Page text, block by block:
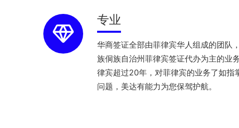
专业
华商签证全部由菲律宾华人组成的团队
族侗族自治州菲律宾签证代办为主的业
律宾超过20年，对菲律宾的业务了如指
问题，美达有能力为您保驾护航。